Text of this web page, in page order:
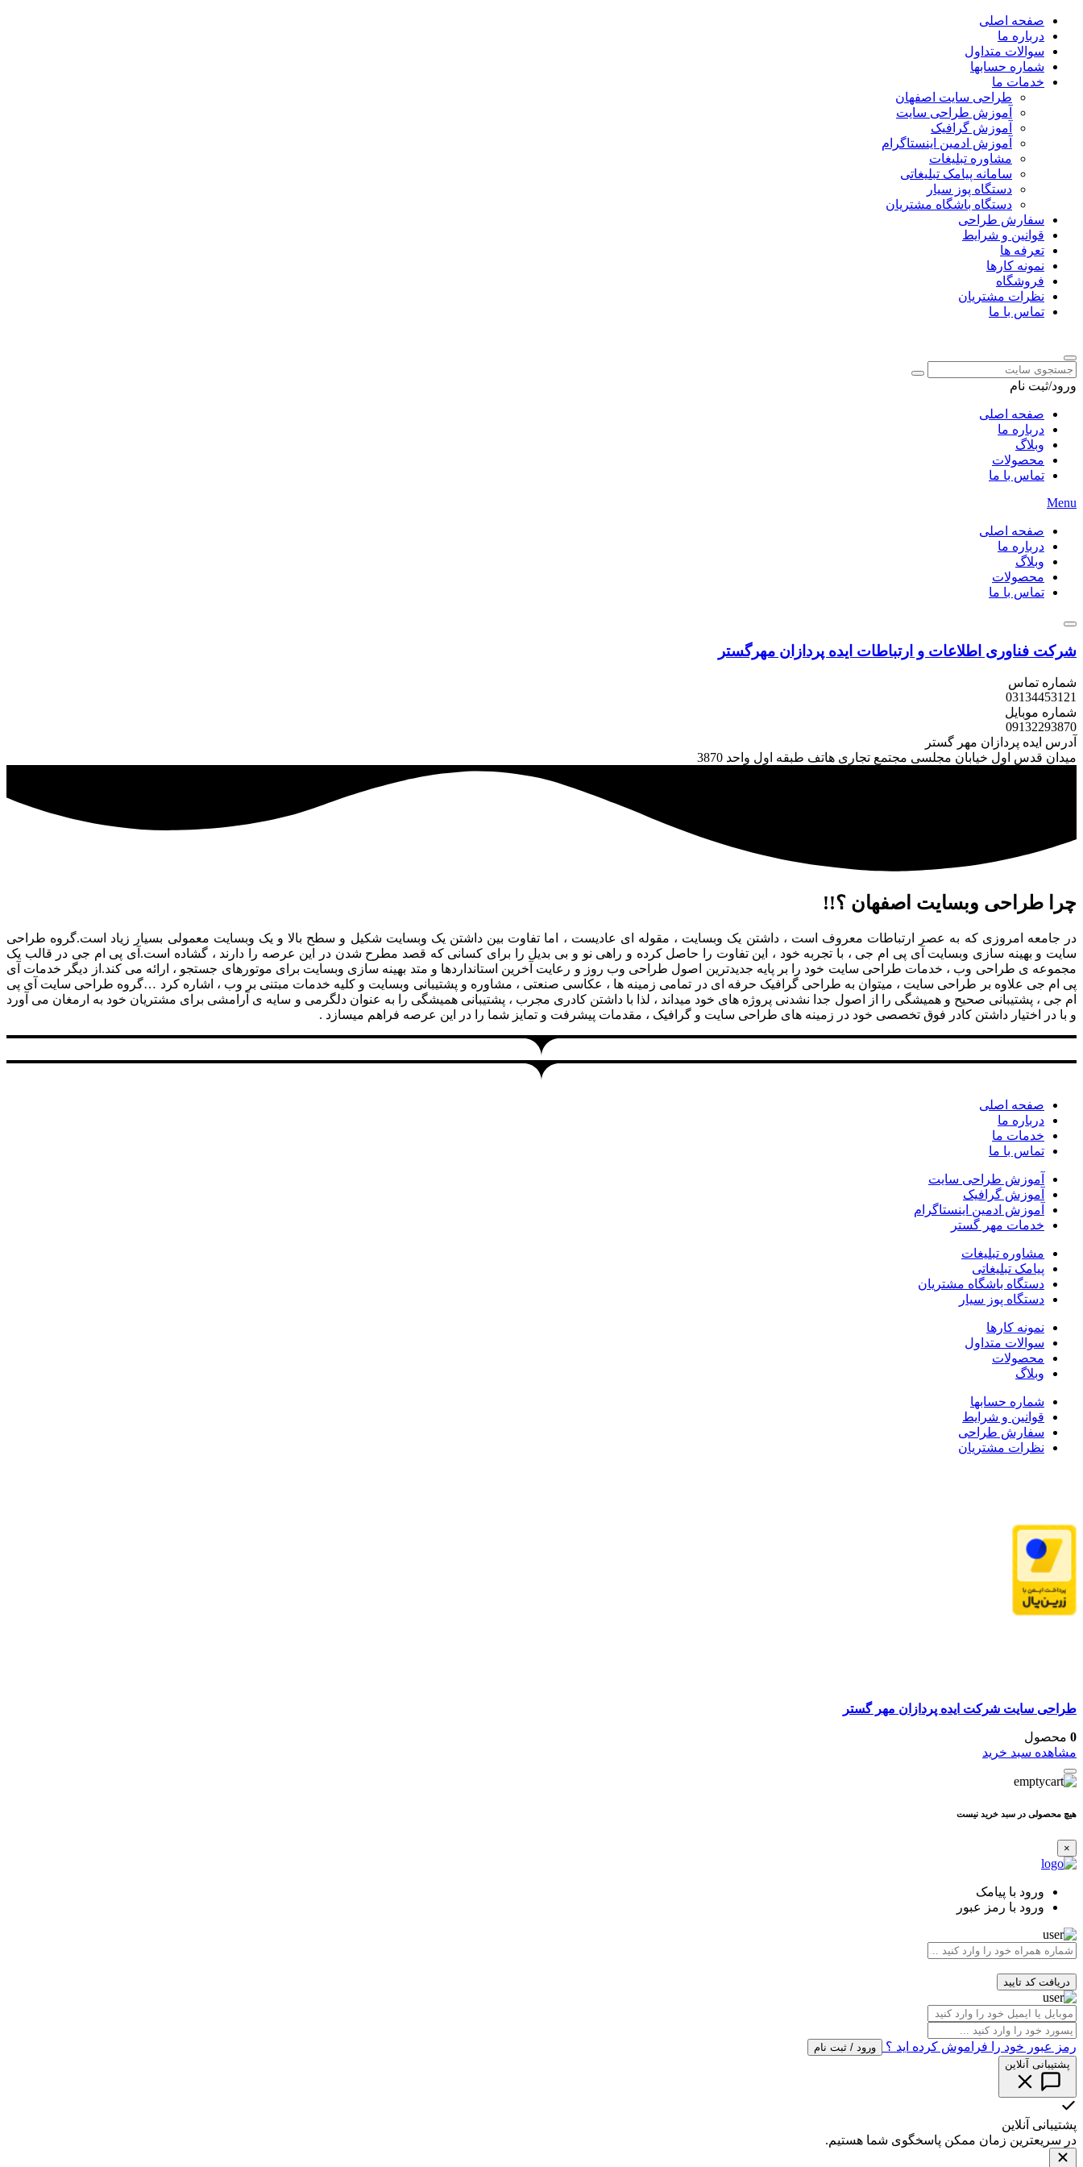
صفحه اصلی
درباره ما
سوالات متداول
شماره حسابها
خدمات ما
طراحی سایت اصفهان
آموزش طراحی سایت
آموزش گرافیک
آموزش ادمین اینستاگرام
مشاوره تبلیغات
سامانه پیامک تبلیغاتی
دستگاه پوز سیار
دستگاه باشگاه مشتریان
سفارش طراحی
قوانین و شرایط
تعرفه ها
نمونه کارها
فروشگاه
نظرات مشتریان
تماس با ما
ورود/ثبت نام
صفحه اصلی
درباره ما
وبلاگ
محصولات
تماس با ما
Menu
صفحه اصلی
درباره ما
وبلاگ
محصولات
تماس با ما
شرکت فناوری اطلاعات و ارتباطات ایده پردازان مهرگستر
شماره تماس
03134453121
شماره موبایل
09132293870
آدرس ایده پردازان مهر گستر
میدان قدس اول خیابان مجلسی مجتمع تجاری هاتف طبقه اول واحد 3870
چرا طراحی وبسایت اصفهان ؟!!
در جامعه امروزی که به عصر ارتباطات معروف است ، داشتن یک وبسایت ، مقوله ای عادیست ، اما تفاوت بین داشتن یک وبسایت شکیل و سطح بالا و یک وبسایت معمولی بسیار زیاد است.گروه طراحی
سایت و بهینه سازی وبسایت آی پی ام جی ، با تجربه خود ، این تفاوت را حاصل کرده و راهی نو و بی بدیل را برای کسانی که قصد مطرح شدن در این عرصه را دارند ، گشاده است.آی پی ام جی در قالب یک
مجموعه ی طراحی وب ، خدمات طراحی سایت خود را بر پایه جدیدترین اصول طراحی وب روز و رعایت آخرین استانداردها و متد بهینه سازی وبسایت برای موتورهای جستجو ، ارائه می کند.از دیگر خدمات آی
پی ام جی علاوه بر طراحی سایت ، میتوان به طراحی گرافیک حرفه ای در تمامی زمینه ها ، عکاسی صنعتی ، مشاوره و پشتیبانی وبسایت و کلیه خدمات مبتنی بر وب ، اشاره کرد …گروه طراحی سایت آی پی
ام جی ، پشتیبانی صحیح و همیشگی را از اصول جدا نشدنی پروژه های خود میداند ، لذا با داشتن کادری مجرب ، پشتیبانی همیشگی را به عنوان دلگرمی و سایه ی آرامشی برای مشتریان خود به ارمغان می آورد
و با در اختیار داشتن کادر فوق تخصصی خود در زمینه های طراحی سایت و گرافیک ، مقدمات پیشرفت و تمایز شما را در این عرصه فراهم میسازد .
صفحه اصلی
درباره ما
خدمات ما
تماس با ما
آموزش طراحی سایت
آموزش گرافیک
آموزش ادمین اینستاگرام
خدمات مهر گستر
مشاوره تبلیغات
پیامک تبلیغاتی
دستگاه باشگاه مشتریان
دستگاه پوز سیار
نمونه کارها
سوالات متداول
محصولات
وبلاگ
شماره حسابها
قوانین و شرایط
سفارش طراحی
نظرات مشتریان
طراحی سایت شرکت ایده پردازان مهر گستر
0 محصول
مشاهده سبد خرید
هیچ محصولی در سبد خرید نیست
×
ورود با پیامک
ورود با رمز عبور
دریافت کد تایید
رمز عبور خود را فراموش کرده اید ؟
ورود / ثبت نام
پشتیبانی آنلاین
پشتیبانی آنلاین
در سریعترین زمان ممکن پاسخگوی شما هستیم.